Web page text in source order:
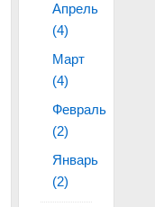
Апрель
(4)
Март
(4)
Февраль
(2)
Январь
(2)